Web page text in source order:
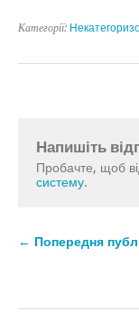
Категорії:
Напишіть
Пробачте, щоб
систему.
← Попередня